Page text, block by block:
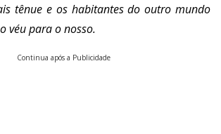
tênue e os habitantes do outro mundo
véu para o nosso.
Continua após a Publicidade